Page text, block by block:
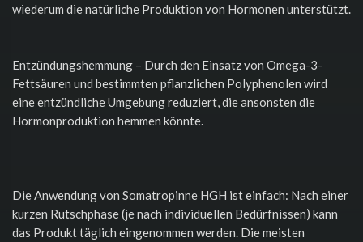
wiederum die natürliche Produktion von Hormonen unterstützt.
Entzündungshemmung – Durch den Einsatz von Omega-3-
Fettsäuren und bestimmten pflanzlichen Polyphenolen wird
eine entzündliche Umgebung reduziert, die ansonsten die
Hormonproduktion hemmen könnte.
Die Anwendung von Somatropinne HGH ist einfach: Nach einer
kurzen Rutschphase (je nach individuellen Bedürfnissen) kann
das Produkt täglich eingenommen werden. Die meisten